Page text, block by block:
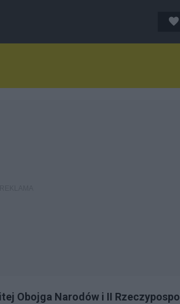
Obojga Narodów i II